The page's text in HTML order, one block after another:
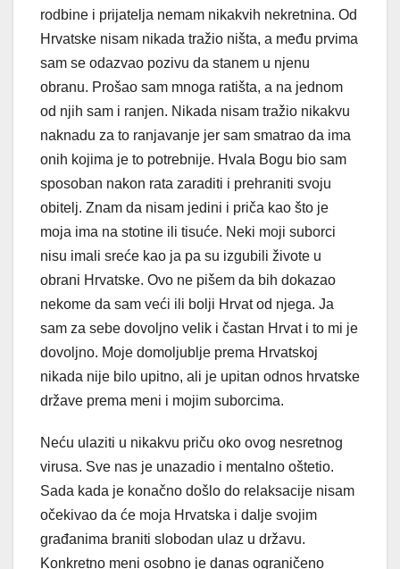
rodbine i prijatelja nemam nikakvih nekretnina. Od
Hrvatske nisam nikada tražio ništa, a među prvima
sam se odazvao pozivu da stanem u njenu
obranu. Prošao sam mnoga ratišta, a na jednom
od njih sam i ranjen. Nikada nisam tražio nikakvu
naknadu za to ranjavanje jer sam smatrao da ima
onih kojima je to potrebnije. Hvala Bogu bio sam
sposoban nakon rata zaraditi i prehraniti svoju
obitelj. Znam da nisam jedini i priča kao što je
moja ima na stotine ili tisuće. Neki moji suborci
nisu imali sreće kao ja pa su izgubili živote u
obrani Hrvatske. Ovo ne pišem da bih dokazao
nekome da sam veći ili bolji Hrvat od njega. Ja
sam za sebe dovoljno velik i častan Hrvat i to mi je
dovoljno. Moje domoljublje prema Hrvatskoj
nikada nije bilo upitno, ali je upitan odnos hrvatske
države prema meni i mojim suborcima.
Neću ulaziti u nikakvu priču oko ovog nesretnog
virusa. Sve nas je unazadio i mentalno oštetio.
Sada kada je konačno došlo do relaksacije nisam
očekivao da će moja Hrvatska i dalje svojim
građanima braniti slobodan ulaz u državu.
Konkretno meni osobno je danas ograničeno